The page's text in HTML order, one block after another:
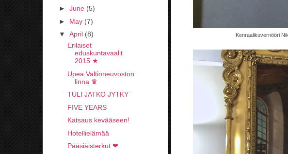
Kenraalikuvernööri
► June (5)
► May (7)
▼
April (8)
Erilaiset
eduskuntavaalit
2015 ★
Upea Valtioneuvoston
linna ♛
TULI JATKO JYTKY
FIVE YEARS
Katsaus kevääseen!
Hotellielämää
Pääsiäisterkut ❤